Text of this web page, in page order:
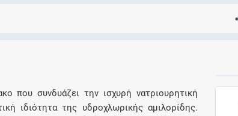
που συνδυάζει την ισχυρή νατριουρητική
ιδιότητα της υδροχλωρικής αμιλορίδης.